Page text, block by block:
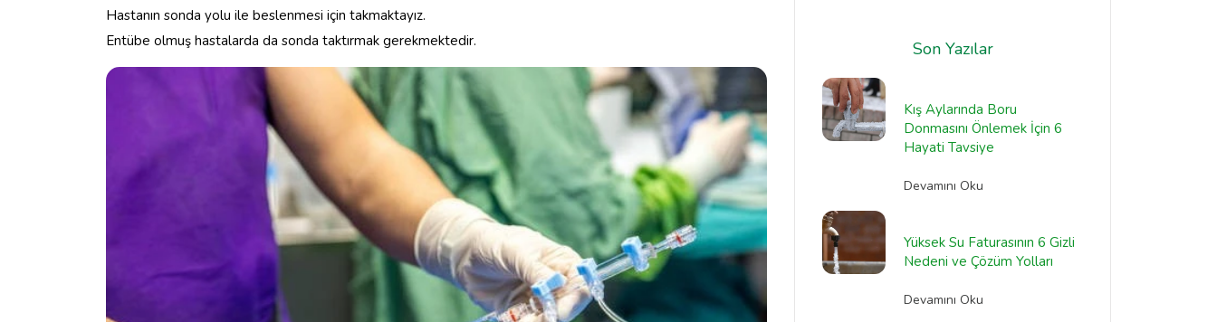
Hastanın sonda yolu ile beslenmesi için takmaktayız.
Entübe olmuş hastalarda da sonda taktırmak gerekmektedir.
Son Yazılar
Kış Aylarında Boru
Donmasını Önlemek İçin 6
Hayati Tavsiye
Devamını Oku
Yüksek Su Faturasının 6 Gizli
Nedeni ve Çözüm Yolları
Devamını Oku